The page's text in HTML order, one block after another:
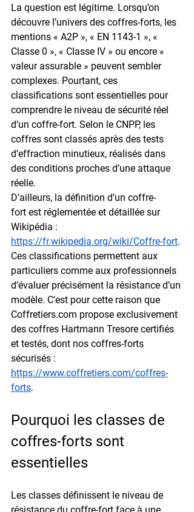
La question est légitime. Lorsqu’on
découvre l’univers des coffres-forts, les
mentions « A2P », « EN 1143-1 », «
Classe 0 », « Classe IV » ou encore «
valeur assurable » peuvent sembler
complexes. Pourtant, ces
classifications sont essentielles pour
comprendre le niveau de sécurité réel
d’un coffre-fort. Selon le CNPP, les
coffres sont classés après des tests
d’effraction minutieux, réalisés dans
des conditions proches d’une attaque
réelle.
D’ailleurs, la définition d’un coffre-
fort est réglementée et détaillée sur
Wikipédia :
https://fr.wikipedia.org/wiki/Coffre-fort.
Ces classifications permettent aux
particuliers comme aux professionnels
d’évaluer précisément la résistance d’un
modèle. C’est pour cette raison que
Coffretiers.com propose exclusivement
des coffres Hartmann Tresore certifiés
et testés, dont nos coffres-forts
sécurisés :
https://www.coffretiers.com/coffres-
forts.
Pourquoi les classes de
coffres-forts sont
essentielles
Les classes définissent le niveau de